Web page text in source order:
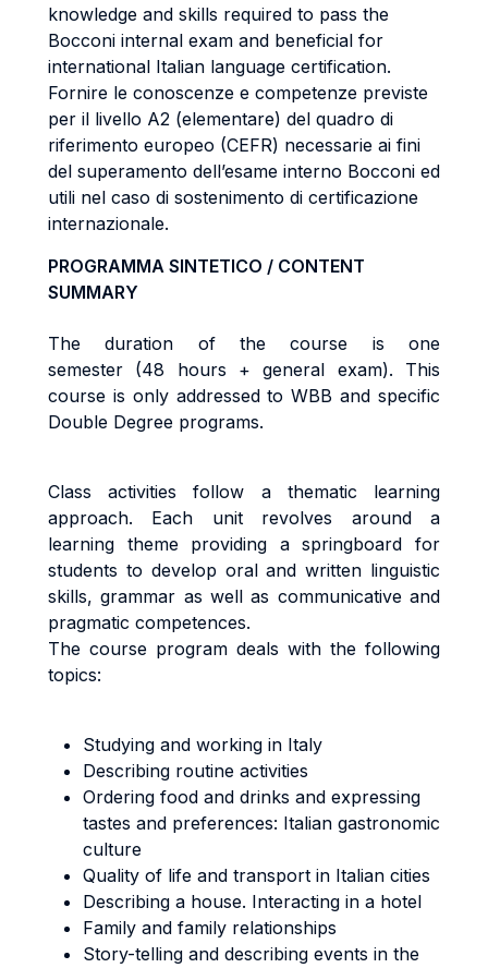
knowledge and skills required to pass the
Bocconi internal exam and beneficial for
international Italian language certification.
Fornire le conoscenze e competenze previste
per il livello A2 (elementare) del quadro di
riferimento europeo (CEFR) necessarie ai fini
del superamento dell’esame interno Bocconi ed
utili nel caso di sostenimento di certificazione
internazionale.
PROGRAMMA SINTETICO / CONTENT
SUMMARY
The duration of the course is one
semester (48 hours + general exam). This
course is only addressed to WBB and specific
Double Degree programs.
Class activities follow a thematic learning
approach. Each unit revolves around a
learning theme providing a springboard for
students to develop oral and written linguistic
skills, grammar as well as communicative and
pragmatic competences.
The course program deals with the following
topics:
Studying and working in Italy
Describing routine activities
Ordering food and drinks and expressing
tastes and preferences: Italian gastronomic
culture
Quality of life and transport in Italian cities
Describing a house. Interacting in a hotel
Family and family relationships
Story-telling and describing events in the